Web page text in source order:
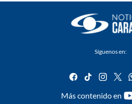
Síguenos en:
facebook
tiktok
Más contenido en